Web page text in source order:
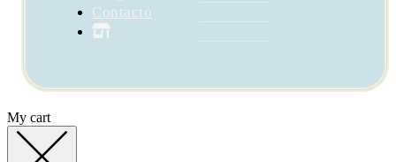
Contacto
My cart